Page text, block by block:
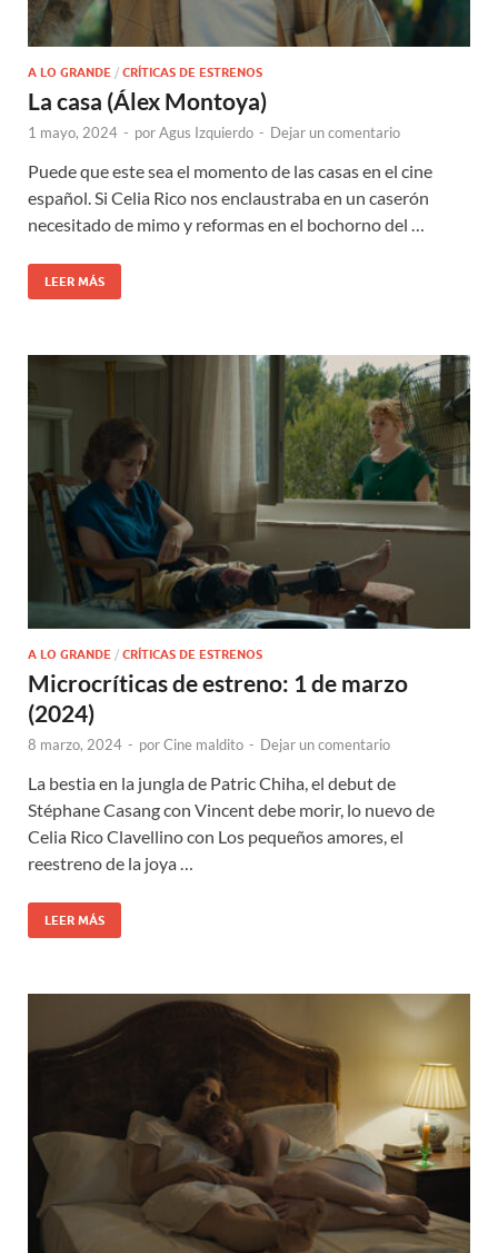
A LO GRANDE / CRÍTICAS DE ESTRENOS
La casa (Álex Montoya)
1 mayo, 2024 - porAgus Izquierdo - Dejar un comentario
Puede que este sea el momento de las casas en el cine
español. Si Celia Rico nos enclaustraba en un caserón
necesitado de mimo y reformas en el bochorno del …
LEER MÁS
A LO GRANDE / CRÍTICAS DE ESTRENOS
Microcríticas de estreno: 1 de marzo
(2024)
8 marzo, 2024 - porCine maldito - Dejar un comentario
La bestia en la jungla de Patric Chiha, el debut de
Stéphane Casang con Vincent debe morir, lo nuevo de
Celia Rico Clavellino con Los pequeños amores, el
reestreno de la joya …
LEER MÁS